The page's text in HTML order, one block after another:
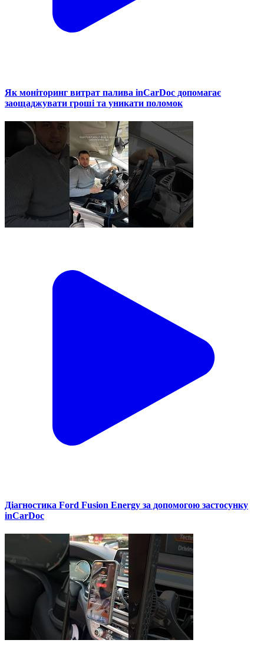
Як моніторинг витрат палива inCarDoc допомагає
заощаджувати гроші та уникати поломок
Діагностика Ford Fusion Energy за допомогою застосунку
inCarDoc